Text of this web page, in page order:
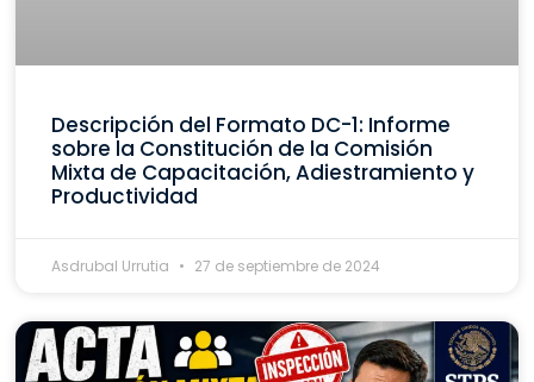
Descripción del Formato DC-1: Informe
sobre la Constitución de la Comisión
Mixta de Capacitación, Adiestramiento y
Productividad
Asdrubal Urrutia 27 de septiembre de 2024